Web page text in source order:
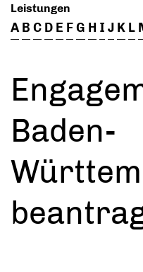
Leistungen
A B C D E FG H I J K L
Baden-